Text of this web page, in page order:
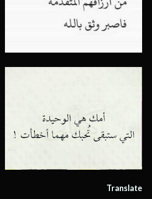
Translate